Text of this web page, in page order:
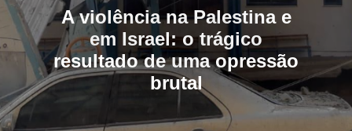
A violência na Palestina e
em Israel: o trágico
resultado de uma opressão
brutal